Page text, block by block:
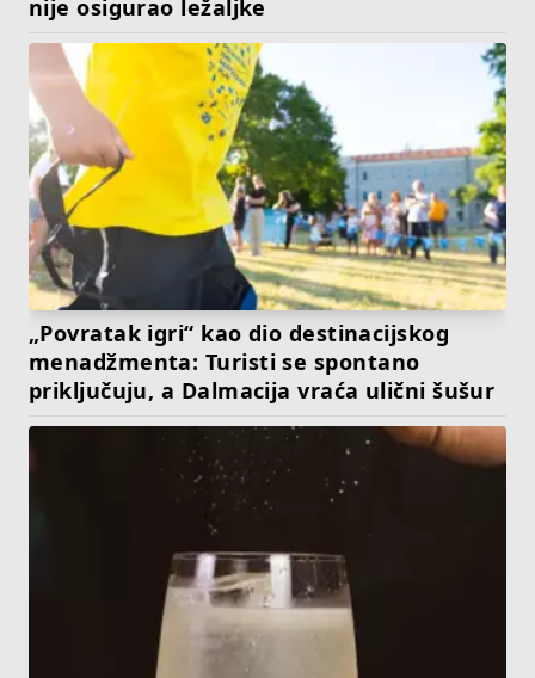
nije osigurao ležaljke
„Povratak igri“ kao dio destinacijskog
menadžmenta: Turisti se spontano
priključuju, a Dalmacija vraća ulični šušur